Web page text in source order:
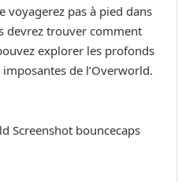
voyagerez pas à pied dans
devrez trouver comment
explorer les profonds
de l’Overworld.